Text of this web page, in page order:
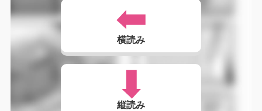
横読み
縦読み